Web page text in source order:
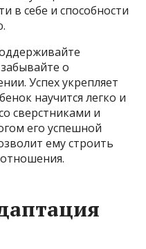
в себе и способности
о
Успех укрепляет
научится легко и
сверстниками и
его успешной
ему строить